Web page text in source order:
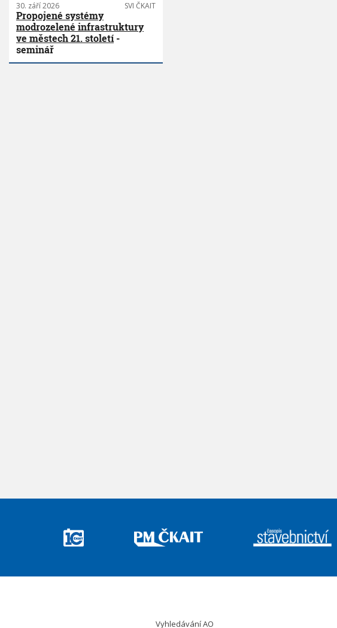
30. září 2026 SVI ČKAIT
Propojené systémy
modrozelené infrastruktury
ve městech 21. století-
seminář
Vyhledávání AO